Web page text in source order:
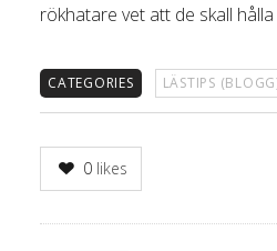
rökhatare vet att de skall
CATEGORIES LÄSTIPS
0 likes